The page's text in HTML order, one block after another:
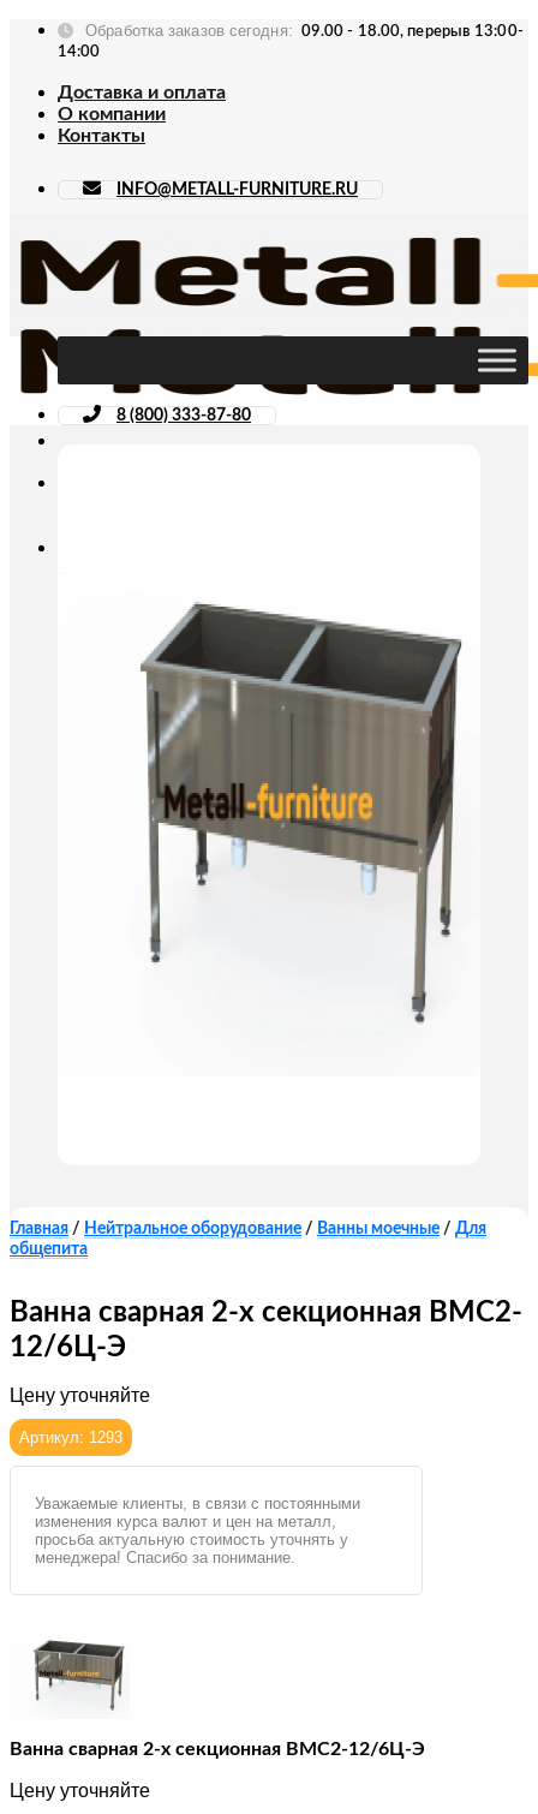
Skip
Обработка заказов сегодня:
09.00 - 18.00, перерыв 13:00-
14:00
Доставка и оплата
О компании
Контакты
INFO@METALL-FURNITURE.RU
8 (800) 333-87-80
Главная / Нейтральное оборудование / Ванны моечные / Для
общепита
Ванна сварная 2-х секционная ВМС2-
12/6Ц-Э
Цену уточняйте
Артикул: 1293
Уважаемые клиенты, в связи с постоянными
изменения курса валют и цен на металл,
просьба актуальную стоимость уточнять у
менеджера! Спасибо за понимание.
Ванна сварная 2-х секционная ВМС2-12/6Ц-Э
Цену уточняйте